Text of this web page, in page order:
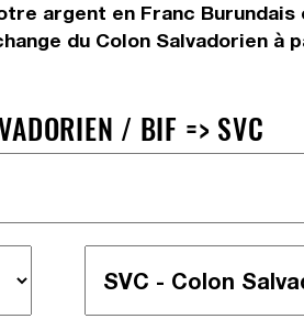
argent en Franc
du Colon Salvadorien à
/ BIF => SVC